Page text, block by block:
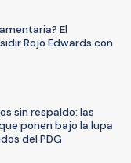
El
Rojo Edwards con
sin respaldo: las
ponen bajo la lupa
del PDG